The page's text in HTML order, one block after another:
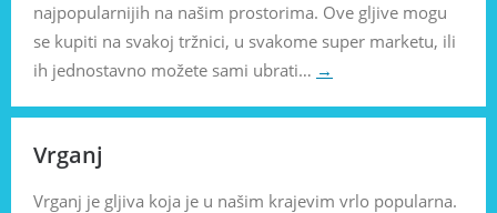
najpopularnijih na našim prostorima. Ove gljive mogu
se kupiti na svakoj tržnici, u svakome super marketu, ili
ih jednostavno možete sami ubrati… →
Vrganj
Vrganj je gljiva koja je u našim krajevim vrlo popularna.